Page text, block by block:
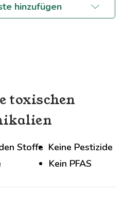
hinzufügen
toxischen
Stoffe Keine Pestizide
Kein PFAS